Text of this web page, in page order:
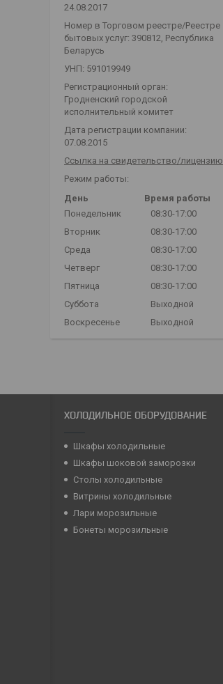
24.08.2017
Номер в Торговом реестре/Реестре
бытовых услуг: 390812, Республика
Беларусь
УНП: 591019949
Регистрационный орган:
Гродненский городской
исполнительный комитет
Дата регистрации компании:
07.08.2015
Ссылка на свидетельство/лицензию
Режим работы:
День
Время работы
Понедельник
08:30-17:00
Вторник
08:30-17:00
Среда
08:30-17:00
Четверг
08:30-17:00
Пятница
08:30-17:00
Суббота
Выходной
Воскресенье
Выходной
ХОЛОДИЛЬНОЕ ОБОРУДОВАНИЕ
Шкафы холодильные
Шкафы шоковой заморозки
Столы холодильные
Витрины холодильные
Лари морозильные
Бонеты морозильные